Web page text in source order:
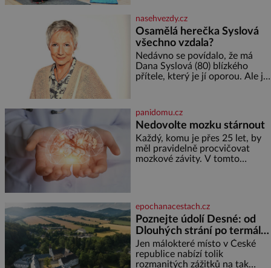
soustředění i odpočinek a
reaguje na každou etapu života
a specifické potřeby dítěte. Pro
nejmenší je klíčová
jednoduchost, měkkost a
bezpečí, proto by pokoj
miminka měl působit především
nasehvezdy.cz
Osamělá herečka Syslová
všechno vzdala?
Nedávno se povídalo, že má
Dana Syslová (80) blízkého
přítele, který je jí oporou. Ale je
častěji mluví o svém odchodu.
Dohnala ji snad samota? Půs
panidomu.cz
Nedovolte mozku stárnout
Každý, komu je přes 25 let, by
měl pravidelně procvičovat
mozkové závity. V tomto
marně v paměti lovíte název
knížky, kterou jste nedávno
přečetli. Je to opravdu tak, s
věkem jako kdyby se paměť
rozhodla stávkovat. Cvičte
epochanacestach.cz
Poznejte údolí Desné: od
Dlouhých strání po termální
prameny
Jen málokteré místo v České
republice nabízí tolik
rozmanitých zážitků na tak